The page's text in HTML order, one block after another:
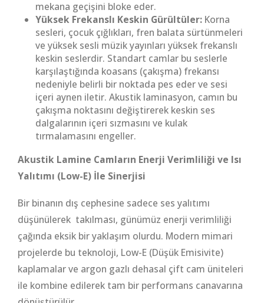
mekana geçişini bloke eder.
Yüksek Frekanslı Keskin Gürültüler:Korna
sesleri, çocuk çığlıkları, fren balata sürtünmeleri
ve yüksek sesli müzik yayınları yüksek frekanslı
keskin seslerdir. Standart camlar bu seslerle
karşılaştığında koasans (çakışma) frekansı
nedeniyle belirli bir noktada pes eder ve sesi
içeri aynen iletir. Akustik laminasyon, camın bu
çakışma noktasını değiştirerek keskin ses
dalgalarının içeri sızmasını ve kulak
tırmalamasını engeller.
Akustik Lamine Camların Enerji Verimliliği ve Isı
Yalıtımı (Low-E) İle Sinerjisi
Bir binanın dış cephesine sadece ses yalıtımı
düşünülerek takılması, günümüz enerji verimliliği
çağında eksik bir yaklaşım olurdu. Modern mimari
projelerde bu teknoloji, Low-E (Düşük Emisivite)
kaplamalar ve argon gazlı dehasal çift cam üniteleri
ile kombine edilerek tam bir performans canavarına